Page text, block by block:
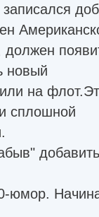
новый
на
сплошной
юмор.